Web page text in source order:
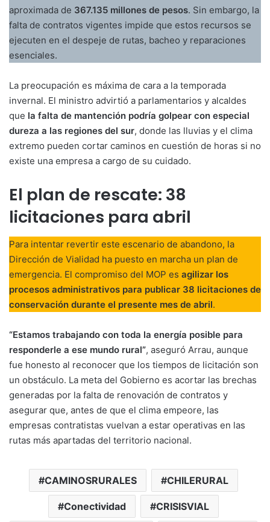
aproximada de 367.135 millones de pesos. Sin embargo, la
falta de contratos vigentes impide que estos recursos se
ejecuten en el despeje de rutas, bacheo y reparaciones
esenciales.
La preocupación es máxima de cara a la temporada
invernal. El ministro advirtió a parlamentarios y alcaldes
que la falta de mantención podría golpear con especial
dureza a las regiones del sur, donde las lluvias y el clima
extremo pueden cortar caminos en cuestión de horas si no
existe una empresa a cargo de su cuidado.
El plan de rescate: 38
licitaciones para abril
Para intentar revertir este escenario de abandono, la
Dirección de Vialidad ha puesto en marcha un plan de
emergencia. El compromiso del MOP es agilizar los
procesos administrativos para publicar 38 licitaciones de
conservación durante el presente mes de abril.
“Estamos trabajando con toda la energía posible para
responderle a ese mundo rural”, aseguró Arrau, aunque
fue honesto al reconocer que los tiempos de licitación son
un obstáculo. La meta del Gobierno es acortar las brechas
generadas por la falta de renovación de contratos y
asegurar que, antes de que el clima empeore, las
empresas contratistas vuelvan a estar operativas en las
rutas más apartadas del territorio nacional.
CAMINOSRURALES CHILERURAL
Conectividad CRISISVIAL